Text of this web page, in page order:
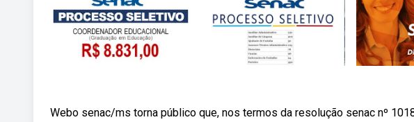
Webo senac/ms torna público que, nos termos da resolução senac nº